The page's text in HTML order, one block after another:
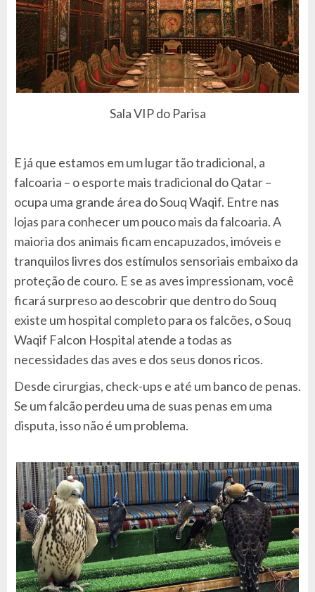
Sala VIP do Parisa
E já que estamos em um lugar tão tradicional, a
falcoaria – o esporte mais tradicional do Qatar –
ocupa uma grande área do Souq Waqif. Entre nas
lojas para conhecer um pouco mais da falcoaria. A
maioria dos animais ficam encapuzados, imóveis e
tranquilos livres dos estímulos sensoriais embaixo da
proteção de couro. E se as aves impressionam, você
ficará surpreso ao descobrir que dentro do Souq
existe um hospital completo para os falcões, o Souq
Waqif Falcon Hospital atende a todas as
necessidades das aves e dos seus donos ricos.
Desde cirurgias, check-ups e até um banco de penas.
Se um falcão perdeu uma de suas penas em uma
disputa, isso não é um problema.